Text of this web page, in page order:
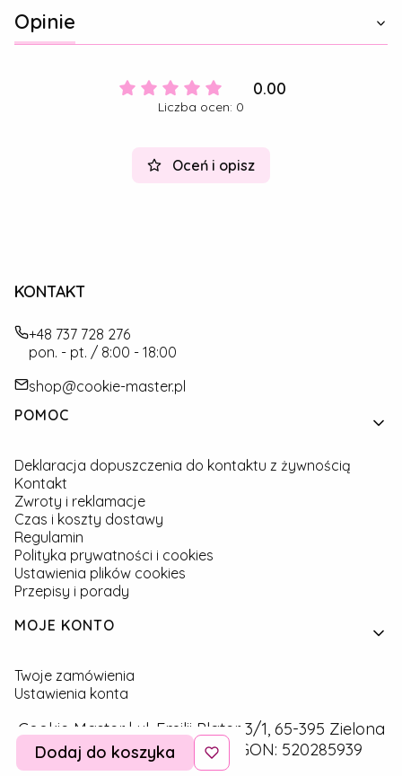
Opinie
0.00
Liczba ocen: 0
Oceń i opisz
KONTAKT
+48 737 728 276
pon. - pt. / 8:00 - 18:00
shop@cookie-master.pl
Linki w stopce
POMOC
Deklaracja dopuszczenia do kontaktu z żywnością
Kontakt
Zwroty i reklamacje
Czas i koszty dostawy
Regulamin
Polityka prywatności i cookies
Ustawienia plików cookies
Przepisy i porady
MOJE KONTO
Twoje zamówienia
Ustawienia konta
Cookie Master | ul. Emilii Plater 3/1, 65-395 Zielona
Góra | NIP: 9291757160 | REGON: 520285939
Dodaj do koszyka